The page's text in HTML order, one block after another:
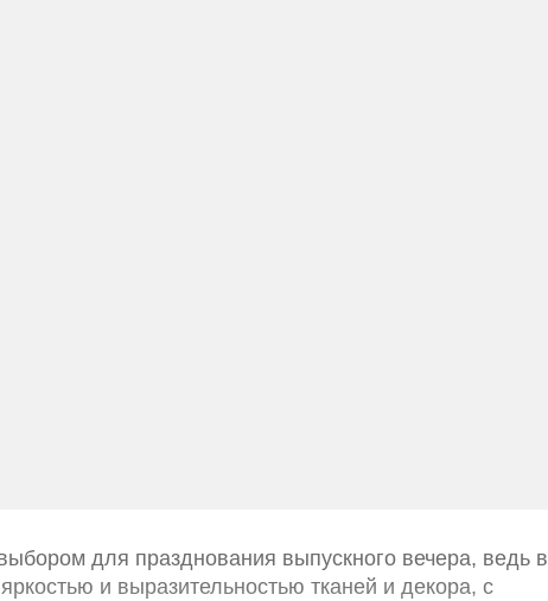
для празднования выпускного вечера, ведь в
и выразительностью тканей и декора, с